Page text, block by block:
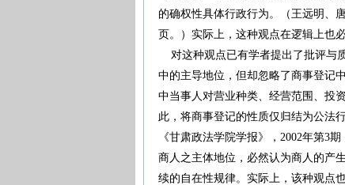
的确权性具体行政行为。（王远明、
页。）实际上，这种观点在逻辑上也
对这种观点已有学者提出了批评与
中的主导地位，但却忽略了商事登记
中当事人对营业种类、经营范围、投
此，将商事登记的性质仅归结为公法
《甘肃政法学院学报》，2002年第3
商人之主体地位，必然认为商人的产
续的自在性规律。实际上，该种观点